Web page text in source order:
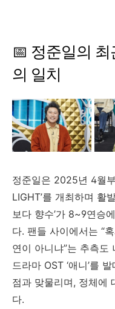
📅 정준일의 최
의 일치
정준일은 2025년 4월
LIGHT’를 개최하며 활
보다 향수’가 8~9연승에
다. 팬들 사이에서는 “
연이 아니냐”는 추측도
드라마 OST ‘애니’를 발
점과 맞물리며, 정체에
다.